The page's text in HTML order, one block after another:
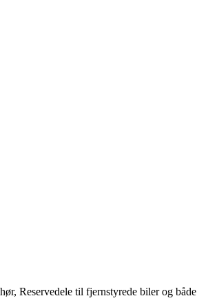
Reservedele til fjernstyrede biler og både